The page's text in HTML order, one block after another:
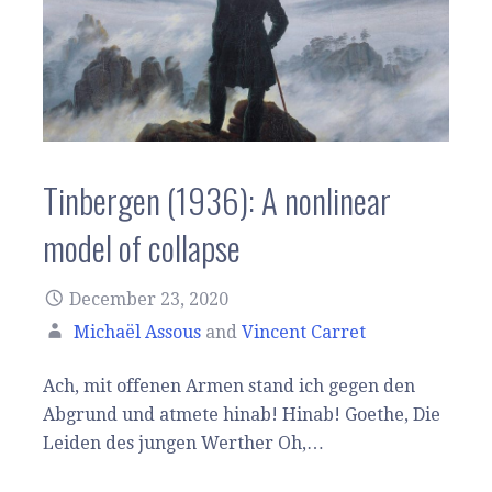
Tinbergen (1936): A nonlinear
model of collapse
December 23, 2020
Michaël Assous and Vincent Carret
Ach, mit offenen Armen stand ich gegen den
Abgrund und atmete hinab! Hinab! Goethe, Die
Leiden des jungen Werther Oh,…